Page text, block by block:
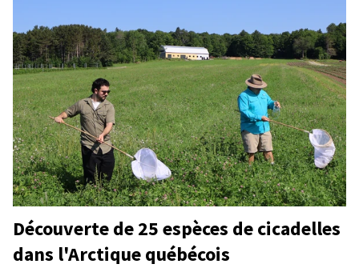
Découverte de 25 espèces de cicadelles
dans l'Arctique québécois